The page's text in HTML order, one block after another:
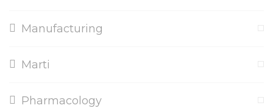
Manufacturing
Marti
Pharmacology